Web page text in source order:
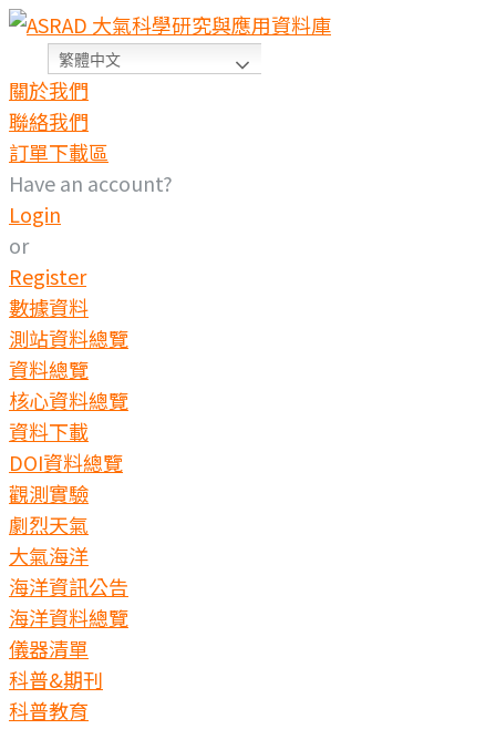
繁體中文
關於我們
聯絡我們
訂單下載區
Have an account?
Login
or
Register
數據資料
測站資料總覽
資料總覽
核心資料總覽
資料下載
DOI資料總覽
觀測實驗
劇烈天氣
大氣海洋
海洋資訊公告
海洋資料總覽
儀器清單
科普&期刊
科普教育